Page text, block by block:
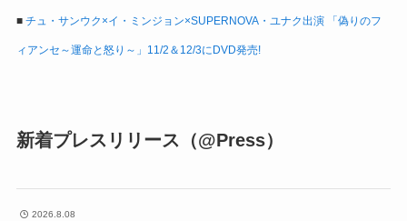
■ チュ・サンウク×イ・ミンジョン×SUPERNOVA・ユナク出演 「偽りのフ
ィアンセ～運命と怒り～」11/2＆12/3にDVD発売!
新着プレスリリース（@Press）
2026.8.08